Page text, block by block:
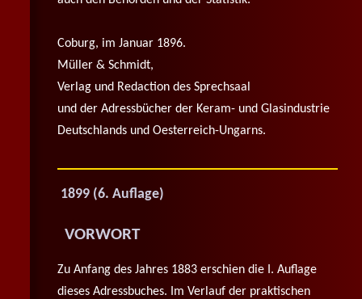
Coburg, im Januar 1896.
Müller & Schmidt,
Verlag und Redaction des Sprechsaal
und der Adressbücher der Keram- und Glasindustrie
Deutschlands und Oesterreich-Ungarns.
1899 (6. Auflage)
VORWORT
Zu Anfang des Jahres 1883 erschien die I. Auflage
dieses Adressbuches. Im Verlauf der praktischen